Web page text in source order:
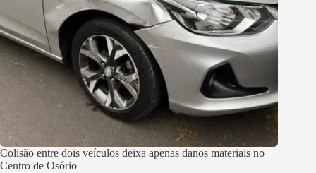
Colisão entre dois veículos deixa apenas danos materiais no
Centro de Osório